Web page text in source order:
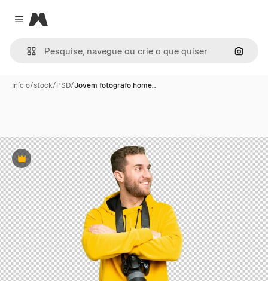
Close menu
Magnific
Início/stock/PSD/Jovem fotógrafo home…
Premium